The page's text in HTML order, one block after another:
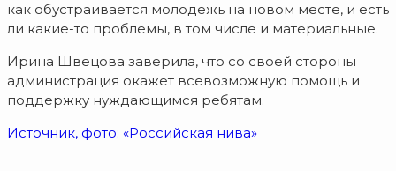
как обустраивается молодежь на новом месте, и есть
ли какие-то проблемы, в том числе и материальные.
Ирина Швецова заверила, что со своей стороны
администрация окажет всевозможную помощь и
поддержку нуждающимся ребятам.
Источник, фото: «Российская нива»